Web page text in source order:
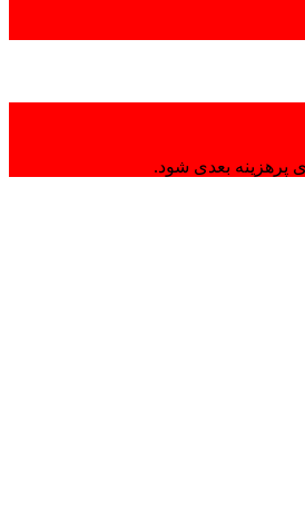
پرهزینه بعدی شود.